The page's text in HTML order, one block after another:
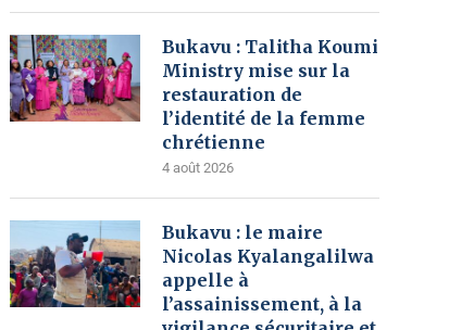
Bukavu : Talitha Koumi
Ministry mise sur la
restauration de
l’identité de la femme
chrétienne
4 août 2026
Bukavu : le maire
Nicolas Kyalangalilwa
appelle à
l’assainissement, à la